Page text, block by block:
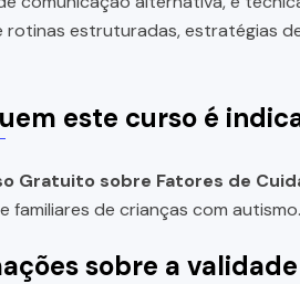
rotinas estruturadas, estratégias
este curso é
Gratuito sobre Fatores de
familiares de crianças com autismo.
sobre a